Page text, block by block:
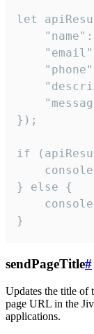
let
});
if
} else {
}
sendPageTitle#
Updates the title of
page URL in the
applications.